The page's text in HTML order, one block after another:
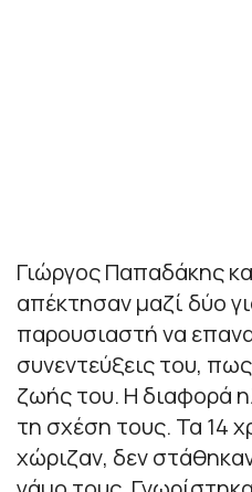
Γιώργος Παπαδάκης
απέκτησαν μαζί δύο
παρουσιαστή να
συνεντεύξεις του,
ζωής του. Η διαφορά
τη σχέση τους. Τα 14
χώριζαν, δεν